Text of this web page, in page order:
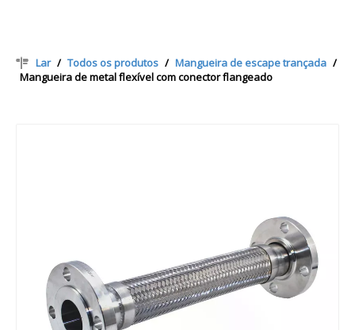
Lar / Todos os produtos / Mangueira de escape trançada /
Mangueira de metal flexível com conector flangeado